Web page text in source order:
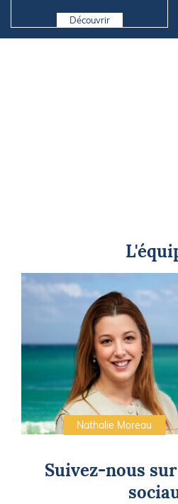
Découvrir
Nathalie Moreau
Suivez-nous